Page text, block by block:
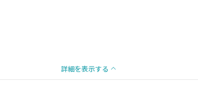
詳細を表示する